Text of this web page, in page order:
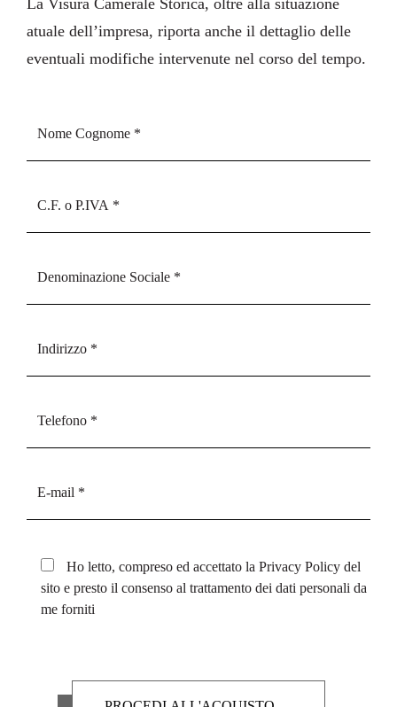
atuale dell’impresa, riporta anche il dettaglio delle
eventuali modifiche intervenute nel corso del tempo.
Ho letto, compreso ed accettato la Privacy Policy del
sito e presto il consenso al trattamento dei dati personali da
me forniti